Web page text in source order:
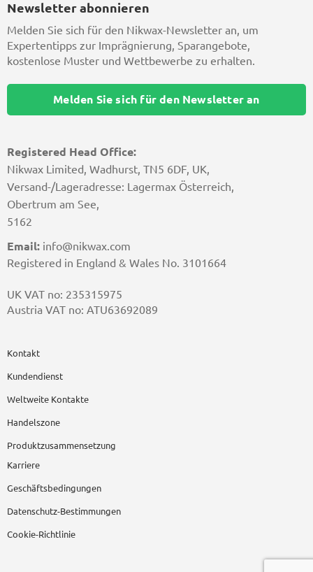
Registered Head Office:
Nikwax Limited, Wadhurst, TN5 6DF, UK,
Versand-/Lageradresse: Lagermax Österreich,
Obertrum am See,
5162
Email: info@nikwax.com
Registered in England & Wales No. 3101664
UK VAT no: 235315975
Austria VAT no: ATU63692089
Kontakt
Kundendienst
Weltweite Kontakte
Handelszone
Produktzusammensetzung
Karriere
Geschäftsbedingungen
Datenschutz-Bestimmungen
Cookie-Richtlinie
Newsletter abonnieren
Melden Sie sich für den Nikwax-Newsletter an, um
Expertentipps zur Imprägnierung, Sparangebote,
kostenlose Muster und Wettbewerbe zu erhalten.
Melden Sie sich für den Newsletter an